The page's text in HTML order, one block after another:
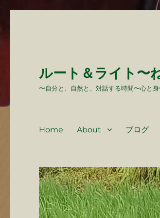
ルート＆ライト〜
〜自分と、自然と、対話する時間〜心と
Home About ブログ